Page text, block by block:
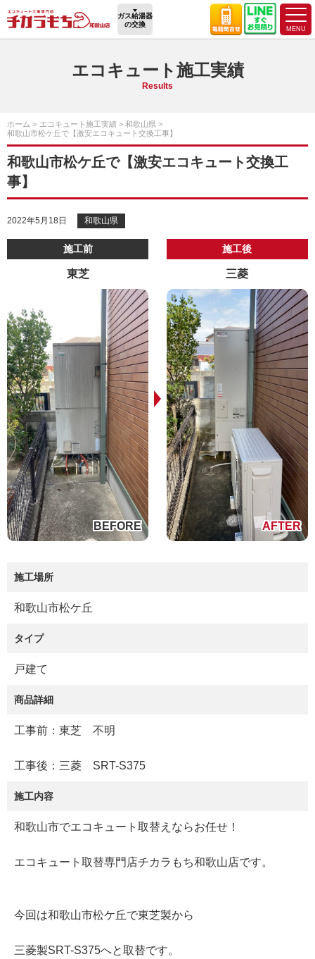
ガス給湯器
の交換
エコキュート施工実績
Results
ホーム エコキュート施工実績
和歌山県
和歌山市松ケ丘で【激安エコキュート交換工事】
和歌山市松ケ丘で【激安エコキュート交換工
事】
2022年5月18日 和歌山県
施工前
東芝
施工後
三菱
施工場所
和歌山市松ケ丘
タイプ
戸建て
商品詳細
工事前：東芝 不明
工事後：三菱 SRT-S375
施工内容
和歌山市でエコキュート取替えならお任せ！
エコキュート取替専門店チカラもち和歌山店です。
今回は和歌山市松ケ丘で東芝製から
三菱製SRT-S375へと取替です。